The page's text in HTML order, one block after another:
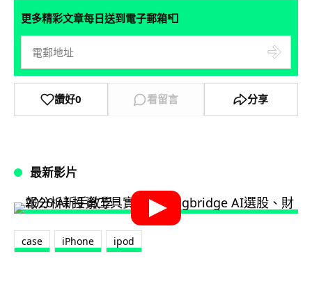
更多精彩文章每日送到電子郵箱📮
讚好0 看留言 分享
最新影片
case iPhone ipod